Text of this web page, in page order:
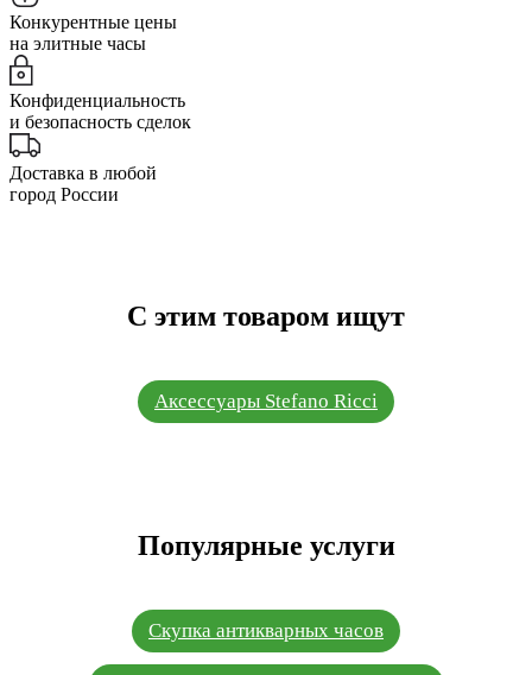
Конкурентные цены
на элитные часы
Конфиденциальность
и безопасность сделок
Доставка в любой
город России
С этим товаром ищут
Аксессуары Stefano Ricci
Популярные услуги
Скупка антикварных часов